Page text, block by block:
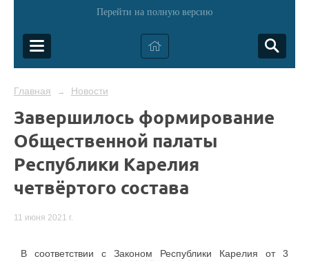
Перейти на полную версию
Главная → Новости
Завершилось формирование
Общественной палаты
Республики Карелия
четвёртого состава
11 июня 2021 г.
В соответствии с Законом Республики Карелия от 3